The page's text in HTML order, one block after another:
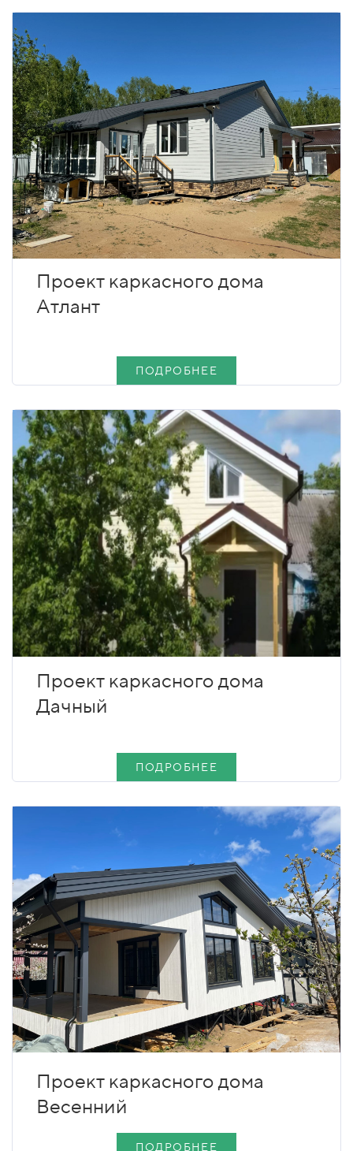
Проект каркасного дома
Атлант
ПОДРОБНЕЕ
Проект каркасного дома
Дачный
ПОДРОБНЕЕ
Проект каркасного дома
Весенний
ПОДРОБНЕЕ